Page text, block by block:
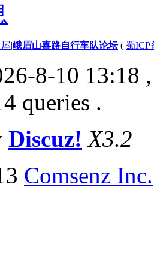
|峨眉山喜路自行车队论坛( 蜀ICP
8-10 13:18
queries .
Discuz! X3.2
Comsenz Inc.